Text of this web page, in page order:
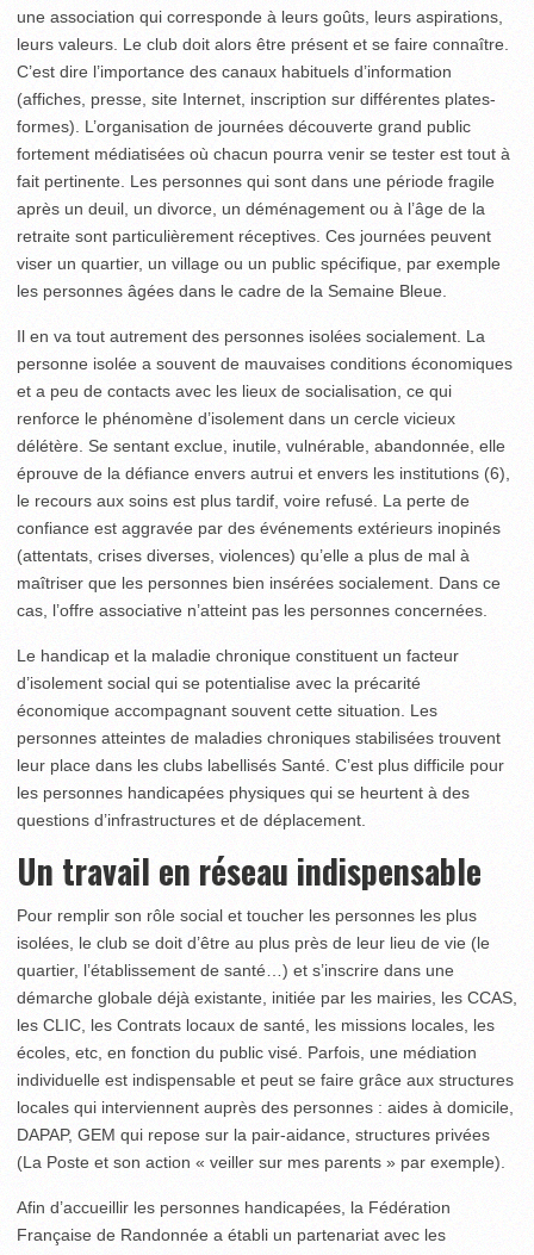
une association qui corresponde à leurs goûts, leurs aspirations,
leurs valeurs. Le club doit alors être présent et se faire connaître.
C’est dire l’importance des canaux habituels d’information
(affiches, presse, site Internet, inscription sur différentes plates-
formes). L’organisation de journées découverte grand public
fortement médiatisées où chacun pourra venir se tester est tout à
fait pertinente. Les personnes qui sont dans une période fragile
après un deuil, un divorce, un déménagement ou à l’âge de la
retraite sont particulièrement réceptives. Ces journées peuvent
viser un quartier, un village ou un public spécifique, par exemple
les personnes âgées dans le cadre de la Semaine Bleue.
Il en va tout autrement des personnes isolées socialement. La
personne isolée a souvent de mauvaises conditions économiques
et a peu de contacts avec les lieux de socialisation, ce qui
renforce le phénomène d’isolement dans un cercle vicieux
délétère. Se sentant exclue, inutile, vulnérable, abandonnée, elle
éprouve de la défiance envers autrui et envers les institutions (6)
le recours aux soins est plus tardif, voire refusé. La perte de
confiance est aggravée par des événements extérieurs inopinés
(attentats, crises diverses, violences) qu’elle a plus de mal à
maîtriser que les personnes bien insérées socialement. Dans ce
cas, l’offre associative n’atteint pas les personnes concernées.
Le handicap et la maladie chronique constituent un facteur
d’isolement social qui se potentialise avec la précarité
économique accompagnant souvent cette situation. Les
personnes atteintes de maladies chroniques stabilisées trouvent
leur place dans les clubs labellisés Santé. C’est plus difficile pour
les personnes handicapées physiques qui se heurtent à des
questions d’infrastructures et de déplacement.
Un travail en réseau indispensable
Pour remplir son rôle social et toucher les personnes les plus
isolées, le club se doit d’être au plus près de leur lieu de vie (le
quartier, l’établissement de santé…) et s’inscrire dans une
démarche globale déjà existante, initiée par les mairies, les CCAS,
les CLIC, les Contrats locaux de santé, les missions locales, les
écoles, etc, en fonction du public visé. Parfois, une médiation
individuelle est indispensable et peut se faire grâce aux structures
locales qui interviennent auprès des personnes : aides à domicile,
DAPAP, GEM qui repose sur la pair-aidance, structures privées
(La Poste et son action « veiller sur mes parents » par exemple).
Afin d’accueillir les personnes handicapées, la Fédération
Française de Randonnée a établi un partenariat avec les